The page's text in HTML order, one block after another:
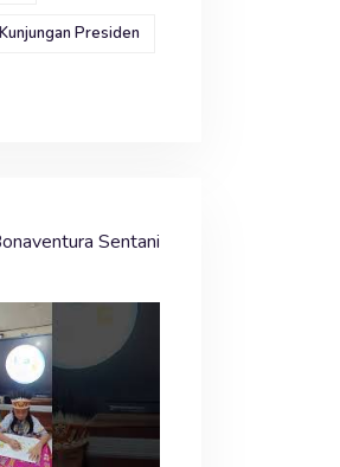
Kunjungan Presiden
Sentani